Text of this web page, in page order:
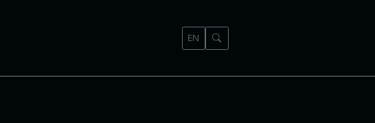
EN